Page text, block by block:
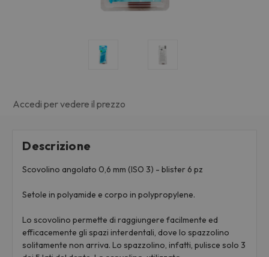
Accedi per vedere il prezzo
Descrizione
Scovolino angolato 0,6 mm (ISO 3) - blister 6 pz
Setole in polyamide e corpo in polypropylene.
Lo scovolino permette di raggiungere facilmente ed
efficacemente gli spazi interdentali, dove lo spazzolino
solitamente non arriva. Lo spazzolino, infatti, pulisce solo 3